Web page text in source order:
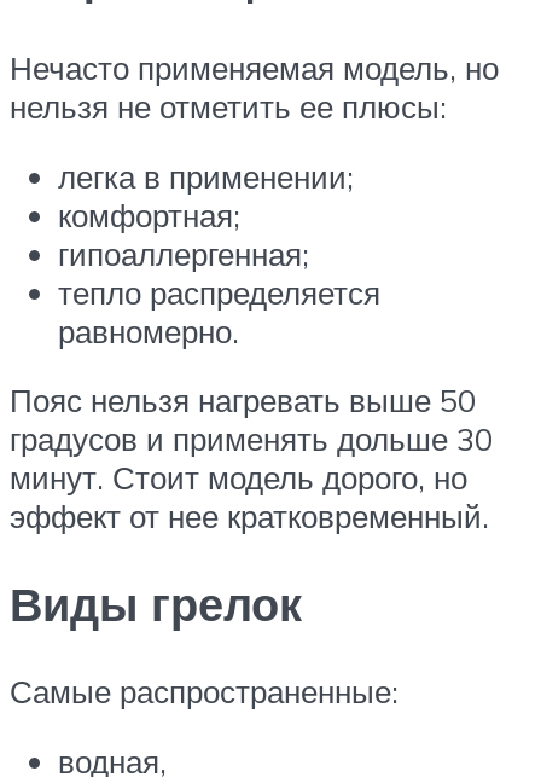
Нечасто применяемая модель, но
нельзя не отметить ее плюсы:
легка в применении;
комфортная;
гипоаллергенная;
тепло распределяется
равномерно.
Пояс нельзя нагревать выше 50
градусов и применять дольше 30
минут. Стоит модель дорого, но
эффект от нее кратковременный.
Виды грелок
Самые распространенные:
водная,